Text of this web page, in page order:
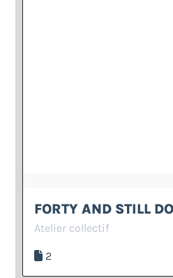
FORTY AND STILL
Atelier collectif
2